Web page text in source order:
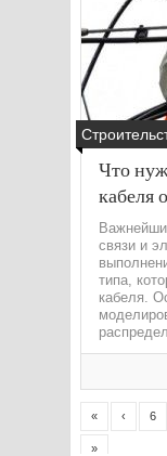
Что
кабеля
связи и
типа,
кабеля.
« ‹ 6
»